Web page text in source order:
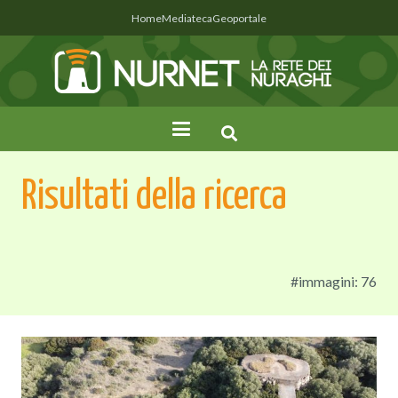
HomeMediatecaGeoportale
Risultati della ricerca
#immagini: 76